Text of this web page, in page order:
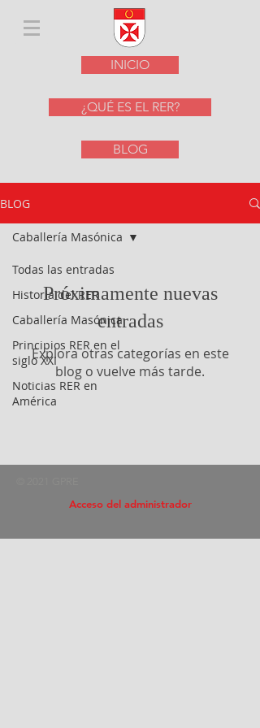
INICIO
¿QUÉ ES EL RER?
BLOG
BLOG
Todas las entradas
Historia del RER
Caballería Masónica
Principios RER en el
siglo XXI
Noticias RER en
América
Caballería Masónica
Próximamente nuevas
entradas
Explora otras categorías en este
blog o vuelve más tarde.
Acceso del administrador